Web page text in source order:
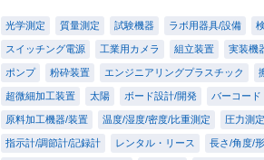
光学測定 質量測定 試験機器 ラボ用器具/設備
スイッチング電源 工業用カメラ 組立装置 実装機
ポンプ 粉砕装置 エンジニアリングプラスチック
超微細加工装置 太陽 ボード設計/開発 バーコード
原料加工機器/装置 温度/湿度/密度/比重測定 圧力測定
指示計/調節計/記録計 レンタル・リース 長さ/角度/